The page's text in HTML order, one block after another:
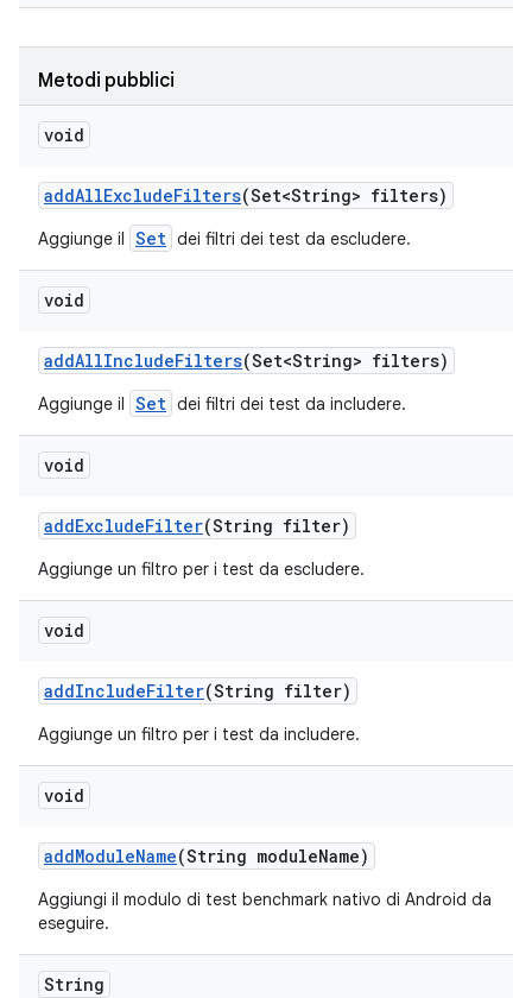
Metodi pubblici
void
addAllExcludeFilters(Set<String> filters)
Aggiunge il Set dei filtri dei test da escludere.
void
addAllIncludeFilters(Set<String> filters)
Aggiunge il Set dei filtri dei test da includere.
void
addExcludeFilter(String filter)
Aggiunge un filtro per i test da escludere.
void
addIncludeFilter(String filter)
Aggiunge un filtro per i test da includere.
void
addModuleName(String moduleName)
Aggiungi il modulo di test benchmark nativo di Android da
eseguire.
String